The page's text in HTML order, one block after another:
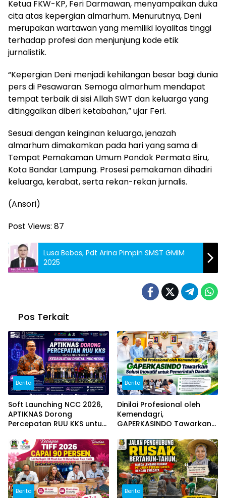
Ketua FKW-KP, Feri Darmawan, menyampaikan duka
cita atas kepergian almarhum. Menurutnya, Deni
merupakan wartawan yang memiliki loyalitas tinggi
terhadap profesi dan menjunjung kode etik
jurnalistik.
“Kepergian Deni menjadi kehilangan besar bagi dunia
pers di Pesawaran. Semoga almarhum mendapat
tempat terbaik di sisi Allah SWT dan keluarga yang
ditinggalkan diberi ketabahan,” ujar Feri.
Sesuai dengan keinginan keluarga, jenazah
almarhum dimakamkan pada hari yang sama di
Tempat Pemakaman Umum Pondok Permata Biru,
Kota Bandar Lampung. Prosesi pemakaman dihadiri
keluarga, kerabat, serta rekan-rekan jurnalis.
(Ansori)
Post Views: 87
Lusa Bebas, Pdt Arina Pimpin SMST GMIM
2025
Pos Terkait
Berita
Soft Launching NCC 2026,
APTIKNAS Dorong
Percepatan RUU KKS untuk
Digital Indonesia
Berita
Dinilai Profesional oleh
Kemendagri,
GAPERKASINDO Tawarkan
Pemerintah Daerah
Berita Berita